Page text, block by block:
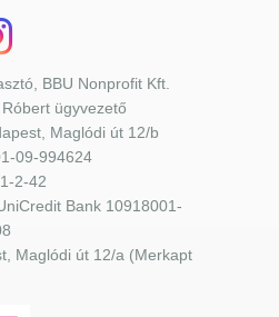
BBU Nonprofit Kft.
ügyvezető
Maglódi út 12/b
09-994624
2-42
Bank 10918001-
Maglódi út 12/a (Merkapt